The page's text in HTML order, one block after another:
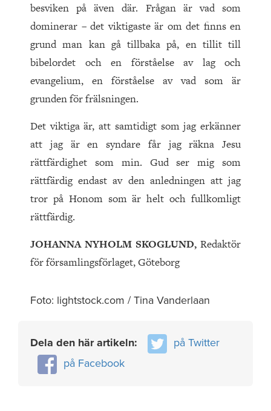
besviken på även där. Frågan är vad som
dominerar – det viktigaste är om det finns en
grund man kan gå tillbaka på, en tillit till
bibelordet och en förståelse av lag och
evangelium, en förståelse av vad som är
grunden för frälsningen.
Det viktiga är, att samtidigt som jag erkänner
att jag är en syndare får jag räkna Jesu
rättfärdighet som min. Gud ser mig som
rättfärdig endast av den anledningen att jag
tror på Honom som är helt och fullkomligt
rättfärdig.
JOHANNA NYHOLM SKOGLUND, Redaktör
för församlingsförlaget, Göteborg
Foto: lightstock.com / Tina Vanderlaan
Dela den här artikeln:
på Twitter
på Facebook